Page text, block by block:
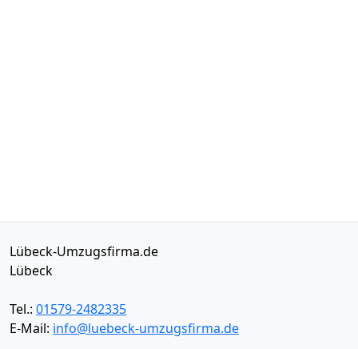
Lübeck-Umzugsfirma.de
Lübeck
Tel.: 01579-2482335
E-Mail: info@luebeck-umzugsfirma.de